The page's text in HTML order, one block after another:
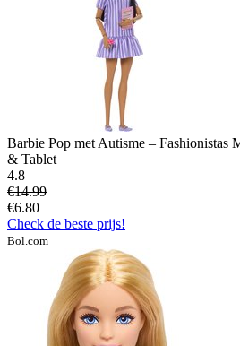
Barbie Pop met Autisme – Fashionistas
& Tablet
4.8
€14.99
€6.80
Check de beste prijs!
Bol.com